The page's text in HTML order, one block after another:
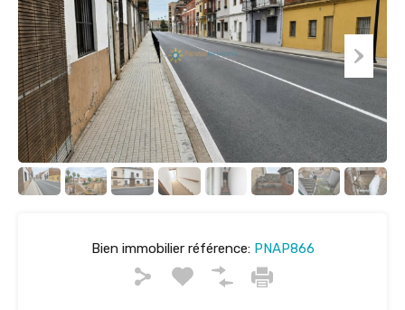
Bien immobilier référence:PNAP866